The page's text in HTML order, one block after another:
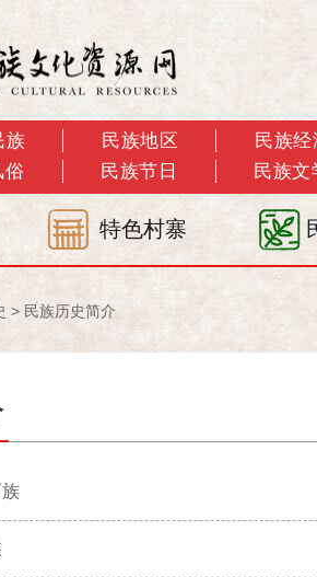
族 民族地区
民族经
俗
民族节日 民族文
特色村寨
> 民族历史简介